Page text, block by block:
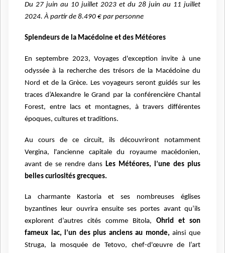
Du 27 juin au 10 juillet 2023 et du 28 juin au 11 juillet
2024. À partir de 8.490 € par personne
Splendeurs de la Macédoine et des Météores
En septembre 2023, Voyages d'exception invite à une
odyssée à la recherche des trésors de la Macédoine du
Nord et de la Grèce. Les voyageurs seront guidés sur les
traces d’Alexandre le Grand par la conférencière Chantal
Forest, entre lacs et montagnes, à travers différentes
époques, cultures et traditions.
Au cours de ce circuit, ils découvriront notamment
Vergina, l'ancienne capitale du royaume macédonien,
avant de se rendre dans Les Météores, l’une des plus
belles curiosités grecques.
La charmante Kastoria et ses nombreuses églises
byzantines leur ouvrira ensuite ses portes avant qu’ils
explorent d’autres cités comme Bitola, Ohrid et son
fameux lac, l’un des plus anciens au monde, ainsi que
Struga, la mosquée de Tetovo, chef-d'œuvre de l’art